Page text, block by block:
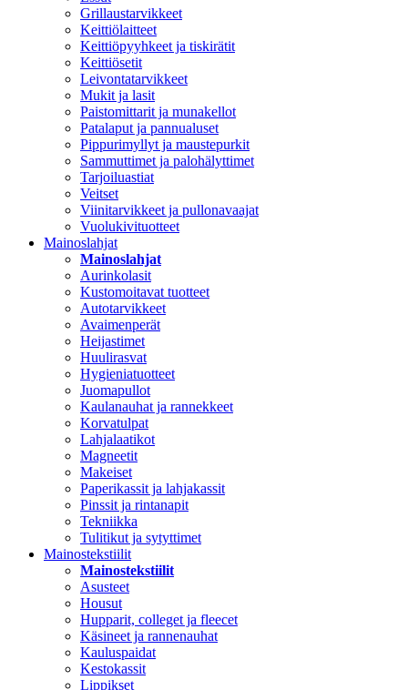
Grillaustarvikkeet
Keittiölaitteet
Keittiöpyyhkeet ja tiskirätit
Keittiösetit
Leivontatarvikkeet
Mukit ja lasit
Paistomittarit ja munakellot
Patalaput ja pannualuset
Pippurimyllyt ja maustepurkit
Sammuttimet ja palohälyttimet
Tarjoiluastiat
Veitset
Viinitarvikkeet ja pullonavaajat
Vuolukivituotteet
Mainoslahjat
Mainoslahjat
Aurinkolasit
Kustomoitavat tuotteet
Autotarvikkeet
Avaimenperät
Heijastimet
Huulirasvat
Hygieniatuotteet
Juomapullot
Kaulanauhat ja rannekkeet
Korvatulpat
Lahjalaatikot
Magneetit
Makeiset
Paperikassit ja lahjakassit
Pinssit ja rintanapit
Tekniikka
Tulitikut ja sytyttimet
Mainostekstiilit
Mainostekstiilit
Asusteet
Housut
Hupparit, colleget ja fleecet
Käsineet ja rannenauhat
Kauluspaidat
Kestokassit
Lippikset